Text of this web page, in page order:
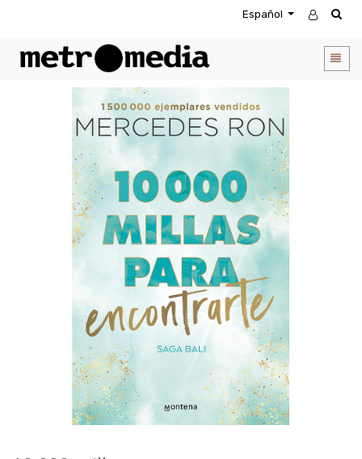
Español